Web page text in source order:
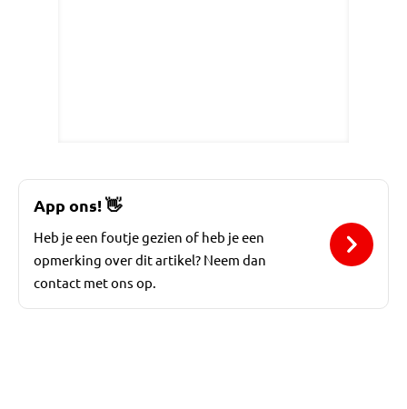
App ons!👋
Heb je een foutje gezien of heb je een
opmerking over dit artikel? Neem dan
contact met ons op.